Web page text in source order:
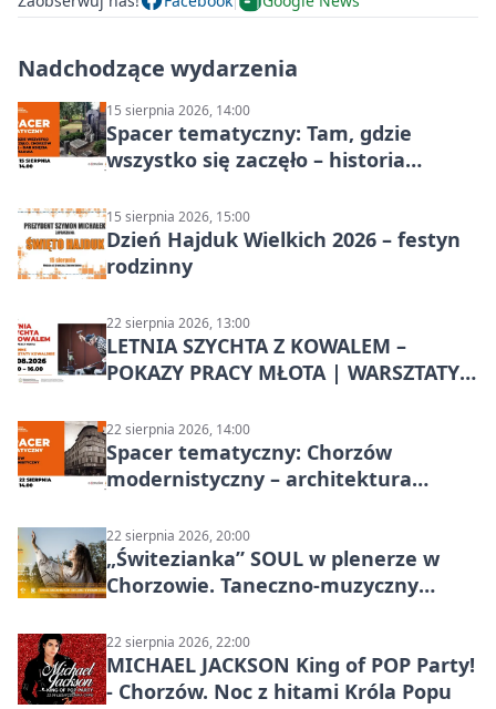
Nadchodzące wydarzenia
15 sierpnia 2026, 14:00
Spacer tematyczny: Tam, gdzie
wszystko się zaczęło – historia
15 sierpnia 2026, 15:00
Dzień Hajduk Wielkich 2026 – festyn
rodzinny
22 sierpnia 2026, 13:00
LETNIA SZYCHTA Z KOWALEM –
POKAZY PRACY MŁOTA | WARSZTATY
22 sierpnia 2026, 14:00
Spacer tematyczny: Chorzów
modernistyczny – architektura
22 sierpnia 2026, 20:00
„Świtezianka” SOUL w plenerze w
Chorzowie. Taneczno-muzyczny
22 sierpnia 2026, 22:00
MICHAEL JACKSON King of POP Party!
- Chorzów. Noc z hitami Króla Popu